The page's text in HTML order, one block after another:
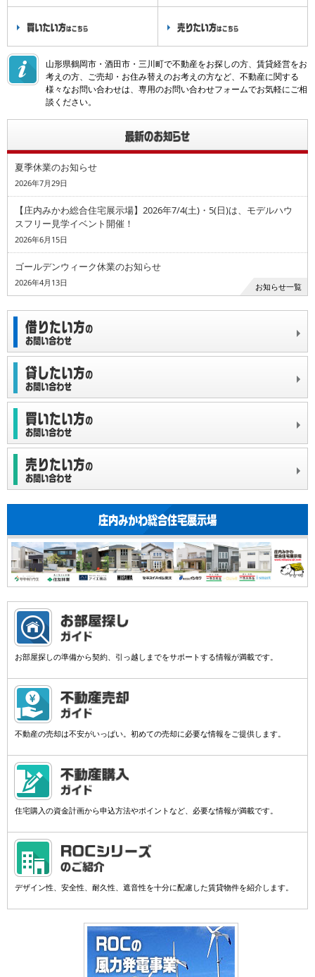
山形県鶴岡市・酒田市・三川町で不動産をお探しの方、賃貸経営をお
考えの方、ご売却・お住み替えのお考えの方など、不動産に関する
様々なお問い合わせは、専用のお問い合わせフォームでお気軽にご相
談ください。
夏季休業のお知らせ
2026年7月29日
【庄内みかわ総合住宅展示場】2026年7/4(土)・5(日)は、モデルハウ
スフリー見学イベント開催！
2026年6月15日
ゴールデンウィーク休業のお知らせ
2026年4月13日 お知らせ一覧
お部屋探しの準備から契約、引っ越しまでをサポートする情報が満載です。
不動産の売却は不安がいっぱい。初めての売却に必要な情報をご提供します。
住宅購入の資金計画から申込方法やポイントなど、必要な情報が満載です。
デザイン性、安全性、耐久性、遮音性を十分に配慮した賃貸物件を紹介します。